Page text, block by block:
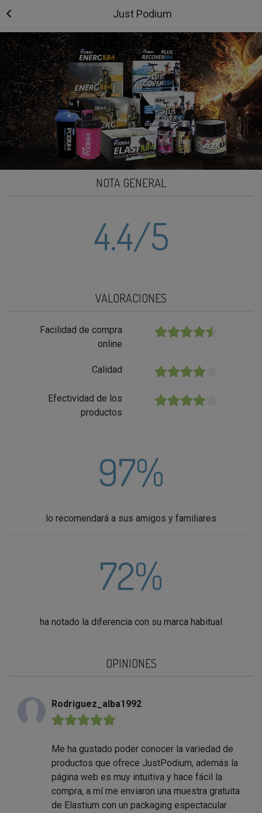
Just Podium
NOTA GENERAL
4.4/5
VALORACIONES
Facilidad de compra
online
★★★★★
Calidad ★★★★★
Efectividad de los
productos
★★★★★
97%
lo recomendará a sus amigos y familiares
72%
ha notado la diferencia con su marca habitual
OPINIONES
Rodriguez_alba1992
★★★★★
Me ha gustado poder conocer la variedad de
productos que ofrece JustPodium, además la
página web es muy intuitiva y hace fácil la
compra, a mí me enviaron una muestra gratuita
de Elastium con un packaging espectacular